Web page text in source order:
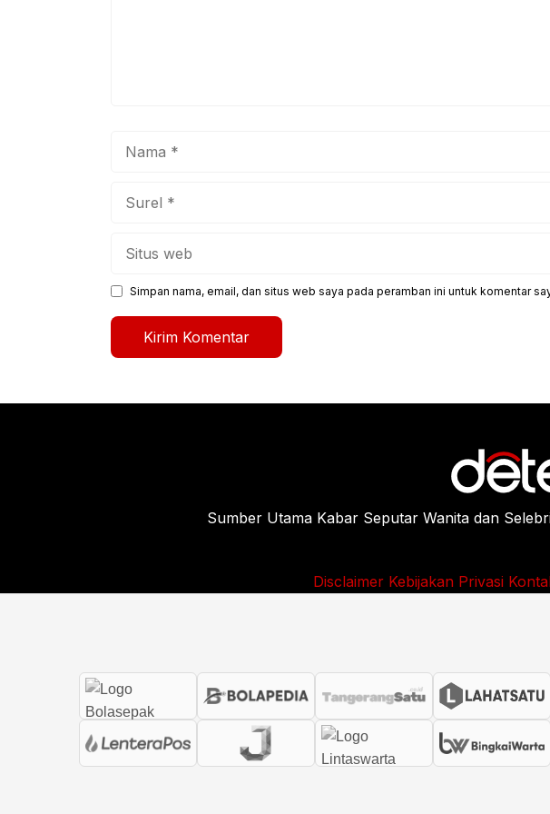
Simpan nama, email, dan situs web saya pada peramban ini untuk komentar
Sumber Utama Kabar Seputar Wanita dan
Disclaimer Kebijakan Privasi